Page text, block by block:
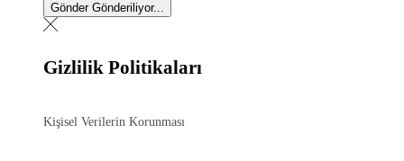
Gönder Gönderiliyor...
Gizlilik Politikaları
Kişisel Verilerin Korunması